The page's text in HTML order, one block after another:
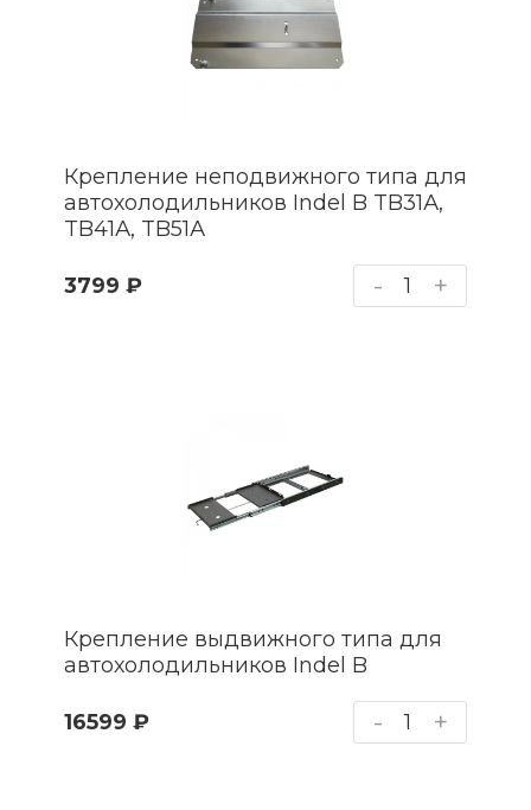
Крепление неподвижного типа для
автохолодильников Indel B TB31А,
TB41А, TB51А
3799 ₽ - +
Крепление выдвижного типа для
автохолодильников Indel B
16599 ₽ - +